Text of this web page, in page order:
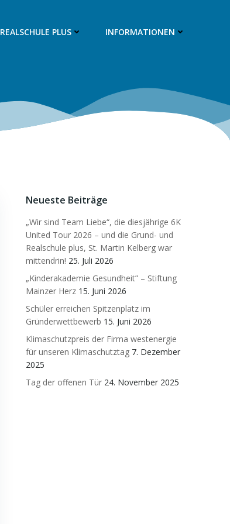
REALSCHULE PLUS INFORMATIONEN
Neueste Beiträge
„Wir sind Team Liebe“, die diesjährige 6K
United Tour 2026 – und die Grund- und
Realschule plus, St. Martin Kelberg war
mittendrin! 25. Juli 2026
„Kinderakademie Gesundheit” – Stiftung
Mainzer Herz 15. Juni 2026
Schüler erreichen Spitzenplatz im
Gründerwettbewerb 15. Juni 2026
Klimaschutzpreis der Firma westenergie
für unseren Klimaschutztag 7. Dezember
2025
Tag der offenen Tür 24. November 2025